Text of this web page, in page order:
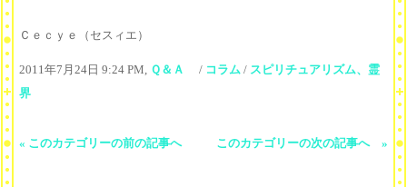
Ｃｅｃｙｅ（セスィエ）
2011年7月24日 9:24 PM, Ｑ＆Ａ / コラム / スピリチュアリズム、霊
界
« このカテゴリーの前の記事へ このカテゴリーの次の記事へ »